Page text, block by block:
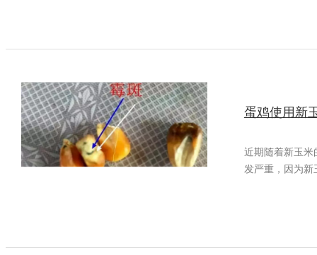
蛋鸡使用新
近期随着新玉米
发严重，因为